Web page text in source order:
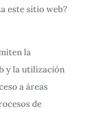
este sitio web?
la
y la utilización
a áreas
de